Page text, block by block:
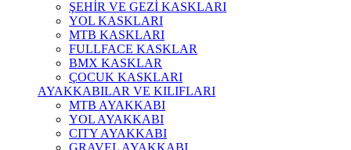
ŞEHİR VE GEZİ KASKLARI
YOL KASKLARI
MTB KASKLARI
FULLFACE KASKLAR
BMX KASKLAR
ÇOCUK KASKLARI
AYAKKABILAR VE KILIFLARI
MTB AYAKKABI
YOL AYAKKABI
CITY AYAKKABI
GRAVEL AYAKKABI